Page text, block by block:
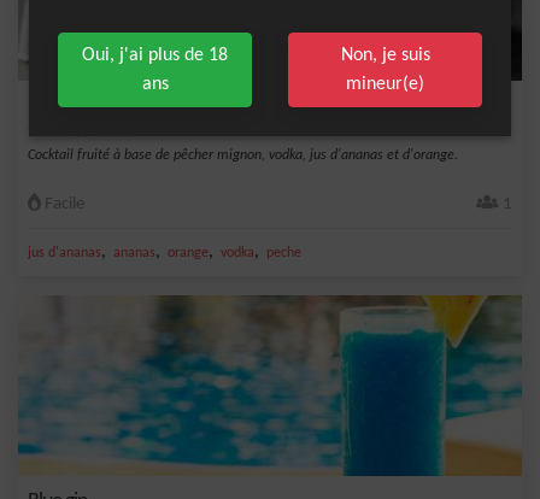
Margot
Cocktail fruité à base de pêcher mignon, vodka, jus d'ananas et d'orange.
Facile 1
jus d'ananas, ananas, orange, vodka, peche
Oui, j'ai plus de 18
ans
Non, je suis
mineur(e)